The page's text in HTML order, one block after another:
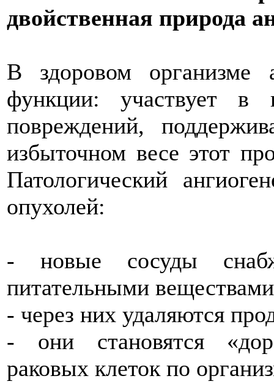
двойственная природа
В здоровом организме
функции: участвует в
повреждений,
избыточном весе этот
Патологический
опухолей:
- новые сосуды
питательными
- через них удаляются
- они становятся
раковых клеток по